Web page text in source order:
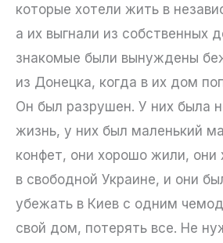
которые хотели жить в
а их выгнали из собственных
знакомые были вынуждены
из Донецка, когда в их дом
Он был разрушен. У них была
жизнь, у них был маленький
конфет, они хорошо жили, они
в свободной Украине, и они
убежать в Киев с одним
свой дом, потерять все. Не